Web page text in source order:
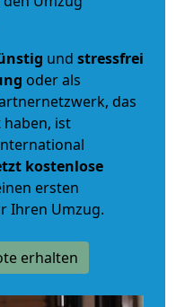
und stressfrei
oder als
das
ist
kostenlose
ersten
Ihren Umzug.
erhalten